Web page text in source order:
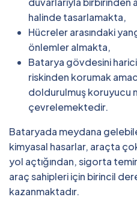
halinde tasarlamakta,
Hücreler arasındaki
önlemler almakta,
Batarya gövdesini
riskinden korumak
doldurulmuş koruyucu
çevrelemektedir.
Bataryada meydana
kimyasal hasarlar, araçta
yol açtığından, sigorta
araç sahipleri için birincil
kazanmaktadır.